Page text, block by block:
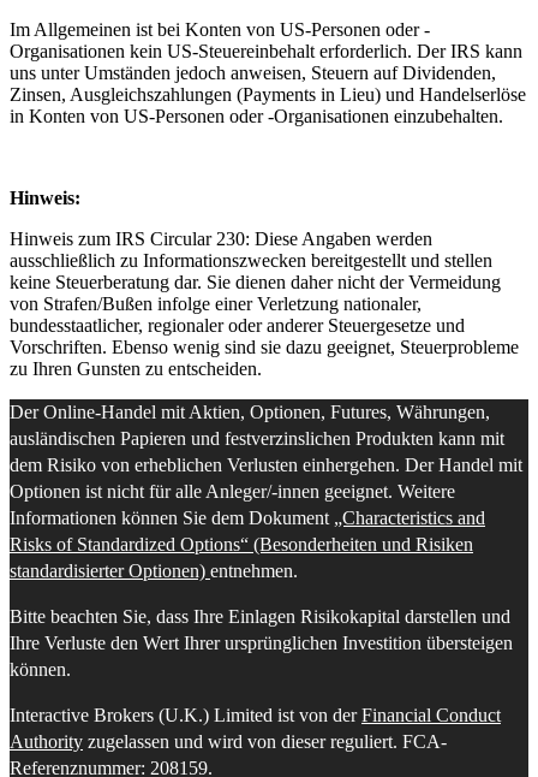
Im Allgemeinen ist bei Konten von US-Personen oder -
Organisationen kein US-Steuereinbehalt erforderlich. Der IRS kann
uns unter Umständen jedoch anweisen, Steuern auf Dividenden,
Zinsen, Ausgleichszahlungen (Payments in Lieu) und Handelserlöse
in Konten von US-Personen oder -Organisationen einzubehalten.
Hinweis:
Hinweis zum IRS Circular 230: Diese Angaben werden
ausschließlich zu Informationszwecken bereitgestellt und stellen
keine Steuerberatung dar. Sie dienen daher nicht der Vermeidung
von Strafen/Bußen infolge einer Verletzung nationaler,
bundesstaatlicher, regionaler oder anderer Steuergesetze und
Vorschriften. Ebenso wenig sind sie dazu geeignet, Steuerprobleme
zu Ihren Gunsten zu entscheiden.
Der Online-Handel mit Aktien, Optionen, Futures, Währungen,
ausländischen Papieren und festverzinslichen Produkten kann mit
dem Risiko von erheblichen Verlusten einhergehen. Der Handel mit
Optionen ist nicht für alle Anleger/-innen geeignet. Weitere
Informationen können Sie dem Dokument „Characteristics and
Risks of Standardized Options“ (Besonderheiten und Risiken
standardisierter Optionen) entnehmen.
Bitte beachten Sie, dass Ihre Einlagen Risikokapital darstellen und
Ihre Verluste den Wert Ihrer ursprünglichen Investition übersteigen
können.
Interactive Brokers (U.K.) Limited ist von derFinancial Conduct
Authority zugelassen und wird von dieser reguliert. FCA-
Referenznummer: 208159.